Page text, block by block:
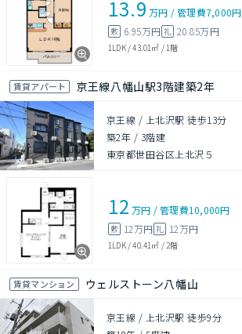
13.9 万円 /管理費7,000円
敷 6.95万円 礼 20.85万円
1LDK/43.01㎡ / 1階
賃貸アパート 京王線八幡山駅3階建築2年
京王線 / 上北沢駅 徒歩13分
築2年 / 3階建
東京都世田谷区上北沢５
12 万円 /管理費10,000円
敷 12万円 礼 12万円
1LDK/40.41㎡ / 2階
賃貸マンション ウェルストーン八幡山
京王線 / 上北沢駅 徒歩9分